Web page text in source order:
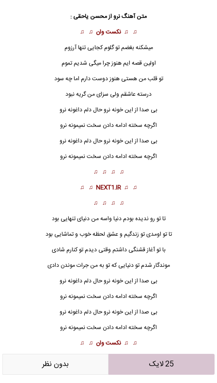
متن آهنگ نرو ازمحسن یاحقی :
♫ ♫ نکست وان ♫ ♫
میشکنه بغضم تو گلوم کجایی تنها آرزوم
اولین قصه ایم هنوز چرا میگی شدیم تموم
تو قلب من هستی هنوز دوست دارم اما چه سود
درسته عاشقم ولی سزای من گریه نبود
بی صدا از این خونه نرو حال دلم داغونه نرو
اگرچه سخته ادامه دادن سخت نمیمونهنرو
بی صدا از این خونه نرو حال دلم داغونه نرو
اگرچه سخته ادامه دادن سخت نمیمونه نرو
♫ ♫ ♫ ♫
♫ ♫
NEXT1.IR
♫ ♫
♫ ♫ ♫ ♫
تا تو رو ندیده بودم دنیا واسه من دنیای تنهایی بود
تا تو اومدی تو زندگیم و عشق لحظه خوب و تماشایی بود
با تو آغاز قشنگی داشتم وقتی دیدم تو کنارم شادی
موندگار شدم تو دنیایی که تو به من جرات موندن دادی
بی صدا از این خونه نرو حال دلم داغونه نرو
اگرچه سخته ادامه دادن سخت نمیمونهنرو
بی صدا از این خونه نرو حال دلم داغونه نرو
اگرچه سخته ادامه دادن سخت نمیمونه نرو
♫ ♫ نکست وان ♫ ♫
25 لایک بدون نظر